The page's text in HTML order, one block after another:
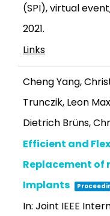
(SPI), virtual
2021.
Links
Cheng Yang,
Trunczik, Leon
Dietrich Brüns,
Efficient and
Replacement of
Implants
In: Joint IEEE